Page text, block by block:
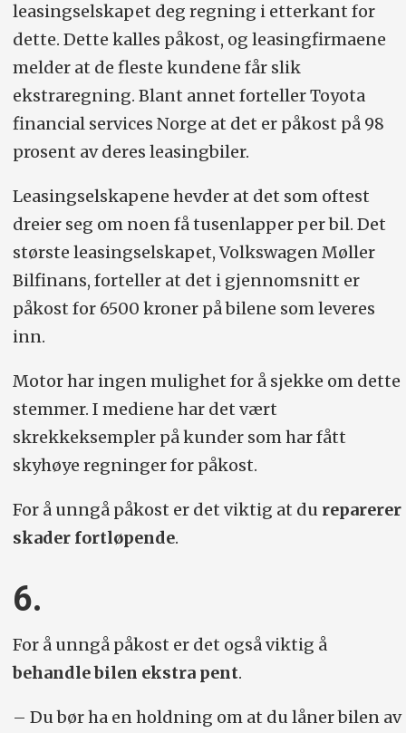
leasingselskapet deg regning i etterkant for
dette. Dette kalles påkost, og leasingfirmaene
melder at de fleste kundene får slik
ekstraregning. Blant annet forteller Toyota
financial services Norge at det er påkost på 98
prosent av deres leasingbiler.
Leasingselskapene hevder at det som oftest
dreier seg om noen få tusenlapper per bil. Det
største leasingselskapet, Volkswagen Møller
Bilfinans, forteller at det i gjennomsnitt er
påkost for 6500 kroner på bilene som leveres
inn.
Motor har ingen mulighet for å sjekke om dette
stemmer. I mediene har det vært
skrekkeksempler på kunder som har fått
skyhøye regninger for påkost.
For å unngå påkost er det viktig at du reparerer
skader fortløpende.
6.
For å unngå påkost er det også viktig å
behandle bilen ekstra pent.
– Du bør ha en holdning om at du låner bilen av